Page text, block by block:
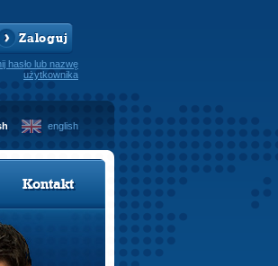
Zaloguj
hasło lub nazwę
użytkownika
english
Kontakt